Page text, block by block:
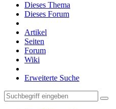
Dieses Thema
Dieses Forum
Artikel
Seiten
Forum
Wiki
Erweiterte Suche